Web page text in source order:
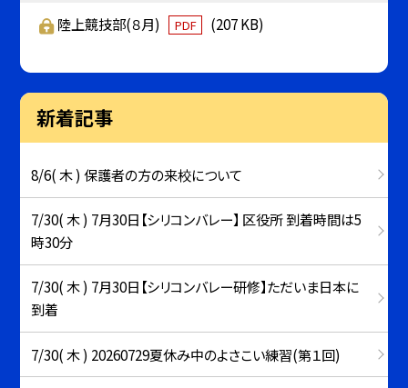
陸上競技部(８月) PDF (207 KB)
新着記事
8/6( 木 ) 保護者の方の来校について
7/30( 木 ) 7月30日【シリコンバレー】 区役所 到着時間は5
時30分
7/30( 木 ) 7月30日【シリコンバレー研修】ただいま日本に
到着
7/30( 木 ) 20260729夏休み中のよさこい練習(第１回)